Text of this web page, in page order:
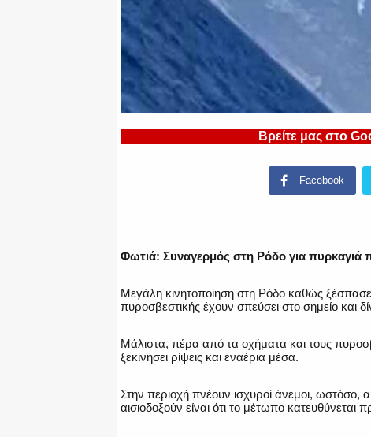
Βρείτε μας στο
Facebook
Φωτιά: Συναγερμός στη Ρόδο για πυρκαγιά
Μεγάλη κινητοποίηση στη Ρόδο καθώς ξέσπασε
πυροσβεστικής έχουν σπεύσει στο σημείο και
Μάλιστα, πέρα από τα οχήματα και τους
ξεκινήσει ρίψεις και εναέρια μέσα.
Στην περιοχή πνέουν ισχυροί άνεμοι, ωστόσο,
αισιοδοξούν είναι ότι το μέτωπο